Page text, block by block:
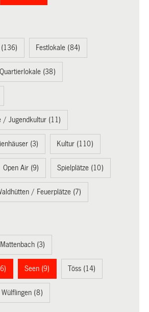
Festlokale (84)
(38)
/ Jugendkultur (11)
(3) Kultur (110)
Open Air (9) Spielplätze (10)
/ Feuerplätze (7)
Mattenbach (3)
Seen (9) Töss (14)
Wülflingen (8)